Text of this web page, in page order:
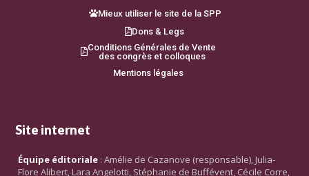
Mieux utiliser le site de la SPP
Dons & Legs
Conditions Générales de Vente
des congrès et colloques
Mentions légales
Site internet
Équipe éditoriale : Amélie de Cazanove (responsable), Julia-
Flore Alibert, Lara Angelotti, Stéphanie de Buffévent, Cécile Corre,